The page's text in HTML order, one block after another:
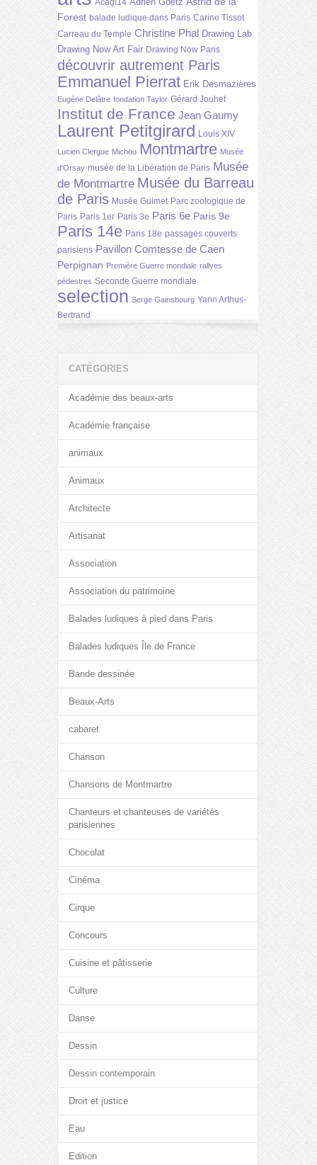
Acagl14
Forest balade ludique dans Paris Carine Tissot
Carreau du Temple Christine Phal Drawing Lab
Drawing Now Art Fair Drawing Now Paris
découvrir autrement Paris
Emmanuel Pierrat Erik Desmazières
Eugène Delâtre fondation Taylor Gérard Jouhet
Institut de France Jean Gaumy
Laurent Petitgirard Louis XIV
Lucien Clergue Michou Montmartre Musée
d'Orsay musée de la Libération de Paris Musée
de Montmartre Musée du Barreau
de Paris Musée Guimet Parc zoologique de
Paris Paris 1er Paris 3e Paris 6e Paris 9e
Paris 14e Paris 18e passages couverts
parisiens Pavillon Comtesse de Caen
Perpignan Première Guerre mondiale rallyes
pédestres Seconde Guerre mondiale
selection Serge Gainsbourg Yann Arthus-
Bertrand
CATÉGORIES
Académie des beaux-arts
Académie française
animaux
Animaux
Architecte
Artisanat
Association
Association du patrimoine
Balades ludiques à pied dans Paris
Balades ludiques Île de France
Bande dessinée
Beaux-Arts
cabaret
Chanson
Chansons de Montmartre
Chanteurs et chanteuses de variétés
parisiennes
Chocolat
Cinéma
Cirque
Concours
Cuisine et pâtisserie
Culture
Danse
Dessin
Dessin contemporain
Droit et justice
Eau
Edition